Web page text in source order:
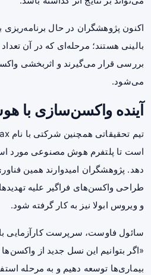
اکنون پژوهشگران در حال برنامه‌ریزی
بالینی هستند؛ مرحله‌ای که در آن
بررسی قرار می‌گیرند و اثربخشی
می‌شود.
آینده واکسن‌سازی با
است تا پلتفرم هوش مصنوعی مورد
دهد. پژوهشگران امیدوارند همین
طراحی واکسن‌های فراگیر علیه
و ویروس ابولا نیز به کار گرفته شود.
سائول فاوست، سرپرست کارآزمایی
«اگر بتوانیم این نسل جدید از
بیماری‌ها توسعه دهیم و به مرحله